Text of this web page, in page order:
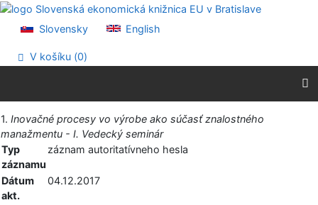
Prejsť na obsah
Prehlásenie o webovej prístupnosti
Slovensky English
V košíku (0)
Vytlačiť
1. Inovačné procesy vo výrobe ako súčasť znalostného
manažmentu - I. Vedecký seminár
Typ
záznamu
záznam autoritatívneho hesla
Dátum
akt.
04.12.2017